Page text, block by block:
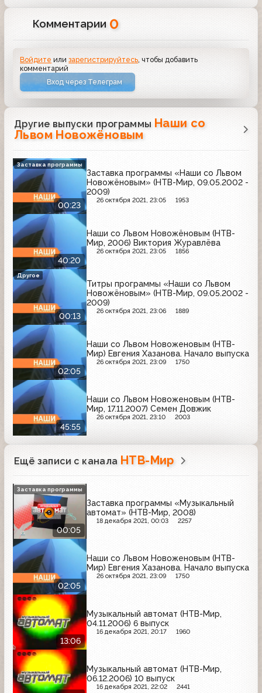
Комментарии 0
Войдите илизарегистрируйтесь , чтобы добавить
комментарий
Вход через Телеграм
Другие выпуски программы Наши со
Львом Новожёновым
00:23
Заставка программы «Наши со Львом
Новожёновым» (НТВ-Мир, 09.05.2002 -
2009)
26 октября 2021, 23:05 1953
Заставка программы
40:20
Наши со Львом Новожёновым (НТВ-
Мир, 2006) Виктория Журавлёва
26 октября 2021, 23:05 1856
00:13
Титры программы «Наши со Львом
Новожёновым» (НТВ-Мир, 09.05.2002 -
2009)
26 октября 2021, 23:06 1889
Другое
02:05
Наши со Львом Новоженовым (НТВ-
Мир) Евгения Хазанова. Начало выпуска
26 октября 2021, 23:09 1750
45:55
Наши со Львом Новоженовым (НТВ-
Мир, 17.11.2007) Семен Довжик
26 октября 2021, 23:10 2003
Ещё записи с канала НТВ-Мир
00:05
Заставка программы «Музыкальный
автомат» (НТВ-Мир, 2008)
18 декабря 2021, 00:03 2257
Заставка программы
02:05
Наши со Львом Новоженовым (НТВ-
Мир) Евгения Хазанова. Начало выпуска
26 октября 2021, 23:09 1750
13:06
Музыкальный автомат (НТВ-Мир,
04.11.2006) 6 выпуск
16 декабря 2021, 20:17 1960
Музыкальный автомат (НТВ-Мир,
06.12.2006) 10 выпуск
16 декабря 2021, 22:02 2441